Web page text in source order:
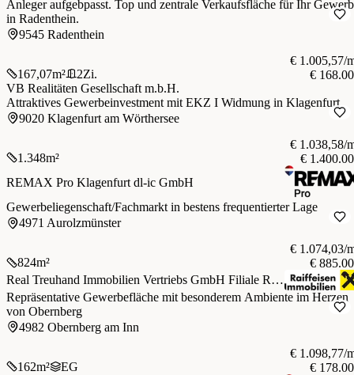
Anleger aufgebpasst. Top und zentrale Verkaufsfläche für Ihr
in Radenthein.
9545 Radenthein
167,07m² 2Zi.
€ 1.005,57/
€
VB Realitäten Gesellschaft m.b.H.
Attraktives Gewerbeinvestment mit EKZ I Widmung in Klagenfurt
9020 Klagenfurt am Wörthersee
1.348m²
€ 1.038,58/
€
REMAX Pro Klagenfurt dl-ic GmbH
Gewerbeliegenschaft/Fachmarkt in bestens frequentierter Lage
4971 Aurolzmünster
824m²
€ 1.074,03/
€
Real Treuhand Immobilien Vertriebs GmbH Filiale Ried im Innkreis
Repräsentative Gewerbefläche mit besonderem Ambiente im Herzen
von Obernberg
4982 Obernberg am Inn
162m² EG
€ 1.098,77/
€